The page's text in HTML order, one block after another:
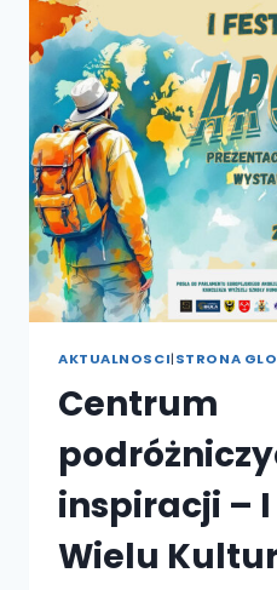
DR
I
FILII
W
DR.
AKTUALNOSCI|STRONA
Centrum
inspiracji –
Wielu